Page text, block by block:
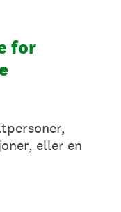
for
eller en